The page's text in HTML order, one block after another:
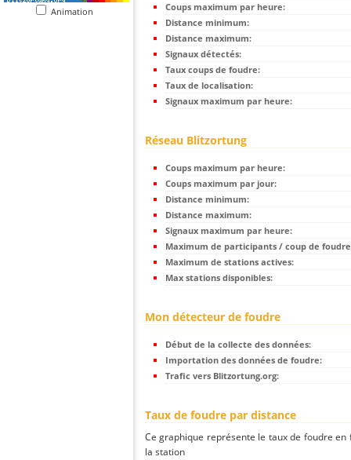
Animation
Coups maximum par heure:
Distance minimum:
Distance maximum:
Signaux détectés:
Taux coups de foudre:
Taux de localisation:
Signaux maximum par heure:
Réseau Blitzortung
Coups maximum par heure:
Coups maximum par jour:
Distance minimum:
Distance maximum:
Signaux maximum par heure:
Maximum de participants / coup de
Maximum de stations actives:
Max stations disponibles:
Mon détecteur de foudre
Début de la collecte des données:
Importation des données de foudre:
Trafic vers Blitzortung.org:
Taux de foudre par distance
Ce graphique représente le taux de foudre
la station